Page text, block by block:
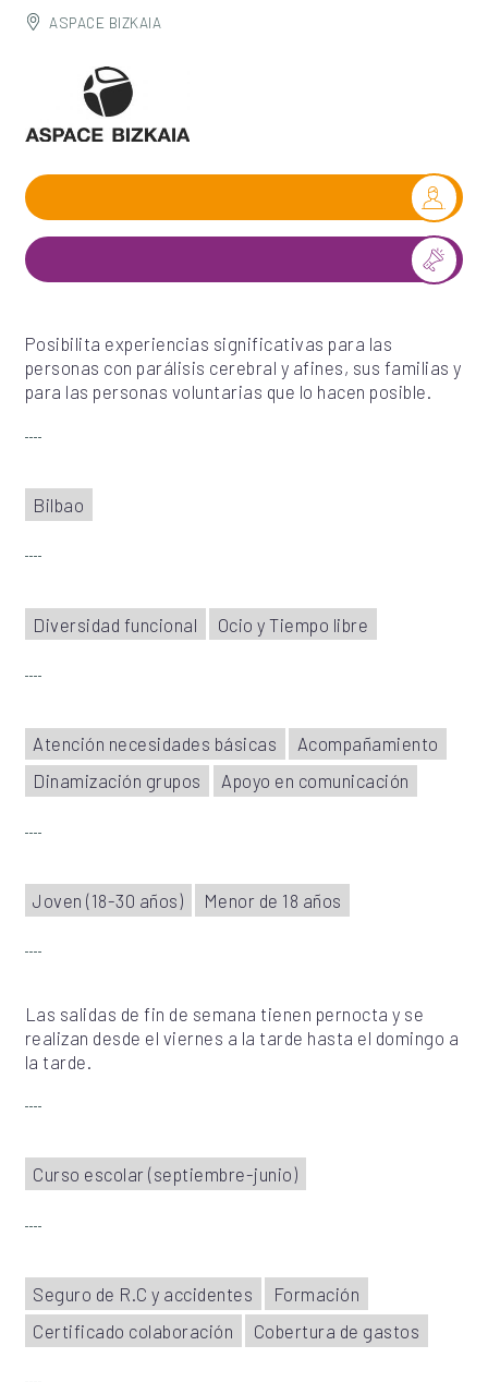
ASPACE BIZKAIA
Posibilita experiencias significativas para las
personas con parálisis cerebral y afines, sus familias y
para las personas voluntarias que lo hacen posible.
Bilbao
Diversidad funcional Ocio y Tiempo libre
Atención necesidades básicas
Acompañamiento
Dinamización grupos
Apoyo en comunicación
Joven (18-30 años) Menor de 18 años
Las salidas de fin de semana tienen pernocta y se
realizan desde el viernes a la tarde hasta el domingo a
la tarde.
Curso escolar (septiembre-junio)
Seguro de R.C y accidentes
Formación
Certificado colaboración
Cobertura de gastos